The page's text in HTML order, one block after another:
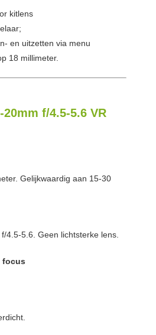
kitlens
en uitzetten via menu
18 millimeter.
20mm f/4.5-5.6 VR
Gelijkwaardig aan 15-30
4.5-5.6. Geen lichtsterke lens.
focus